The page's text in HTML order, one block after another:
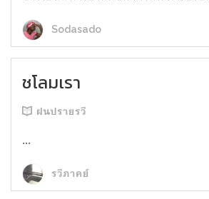
Sodasado
ชโลมเรา
ฝนปรายรวี
...
รวีภาคย์